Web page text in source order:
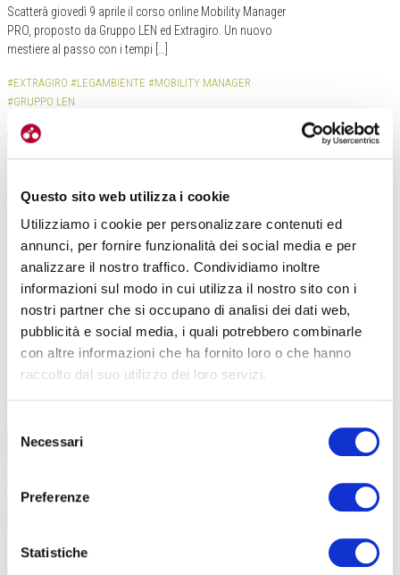
Questo sito web utilizza i cookie
Utilizziamo i cookie per personalizzare contenuti ed
annunci, per fornire funzionalità dei social media e per
analizzare il nostro traffico. Condividiamo inoltre
informazioni sul modo in cui utilizza il nostro sito con i
nostri partner che si occupano di analisi dei dati web,
pubblicità e social media, i quali potrebbero combinarle
con altre informazioni che ha fornito loro o che hanno
raccolto dal suo utilizzo dei loro servizi.
delNecessari
Preferenze
Statistiche
Scatterà giovedì 9 aprile il corso online Mobility Manager
PRO, proposto da Gruppo LEN ed Extragiro. Un nuovo
mestiere al passo con i tempi […]
#EXTRAGIRO #LEGAMBIENTE #MOBILITY MANAGER
#GRUPPO LEN
TUTTE LE CATEGORIE DEL MAGAZINE